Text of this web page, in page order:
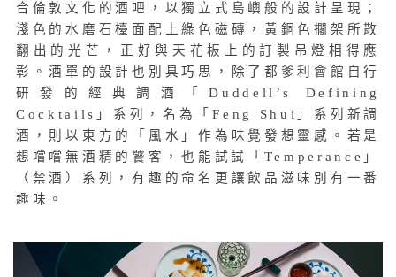
合倫敦文化的酒吧，以獨立式島嶼般的設計呈現；
淺色的水磨石檯面配上綠色磁磚，黃銅色擱架所散
翻出的光芒，正好與天花板上的訂製吊燈相得應
彰。酒單的設計也別具巧思，除了都爹利會館自行
研發的經典調酒「Duddell’s Defining
Cocktails」系列，名為「Feng Shui」系列新調
酒，則以東方的「風水」作為味覺發想靈感。若是
想嚐嚐無酒精的饕客，也能試試「Temperance」
（禁酒）系列，有趣的命名更讓飲品滋味別有一番
趣味。